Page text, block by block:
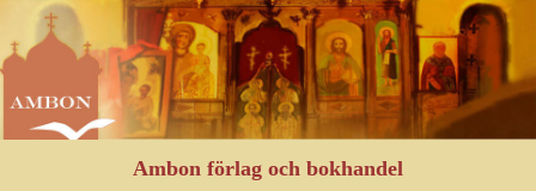
Hoppa
till
till
Ambon förlag och bokhandel